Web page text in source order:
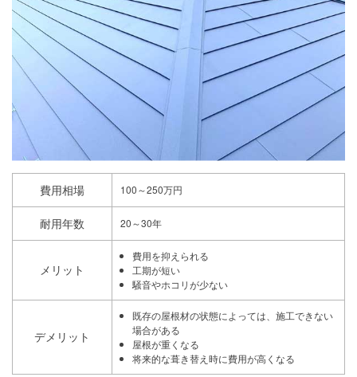
費用相場 100～250万円
耐用年数 20～30年
メリット
費用を抑えられる
工期が短い
騒音やホコリが少ない
デメリット
既存の屋根材の状態によっては、施工できない
場合がある
屋根が重くなる
将来的な葺き替え時に費用が高くなる